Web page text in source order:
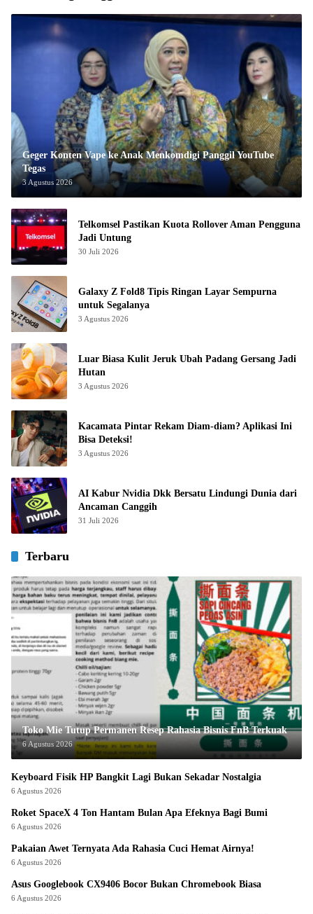
Geger Konten Vape ke Anak Menkomdigi Panggil YouTube
Tegas
3 Agustus 2026
Telkomsel Pastikan Kuota Rollover Aman Pengguna
Jadi Untung
30 Juli 2026
Galaxy Z Fold8 Tipis Ringan Layar Sempurna
untuk Segalanya
3 Agustus 2026
Luar Biasa Kulit Jeruk Ubah Padang Gersang Jadi
Hutan
3 Agustus 2026
Kacamata Pintar Rekam Diam-diam? Aplikasi Ini
Bisa Deteksi!
3 Agustus 2026
AI Kabur Nvidia Dkk Bersatu Lindungi Dunia dari
Ancaman Canggih
31 Juli 2026
Terbaru
Toko Mie Tutup Permanen Resep Rahasia Bisnis FnB Terkuak
6 Agustus 2026
Keyboard Fisik HP Bangkit Lagi Bukan Sekadar Nostalgia
6 Agustus 2026
Roket SpaceX 4 Ton Hantam Bulan Apa Efeknya Bagi Bumi
6 Agustus 2026
Pakaian Awet Ternyata Ada Rahasia Cuci Hemat Airnya!
6 Agustus 2026
Asus Googlebook CX9406 Bocor Bukan Chromebook Biasa
6 Agustus 2026